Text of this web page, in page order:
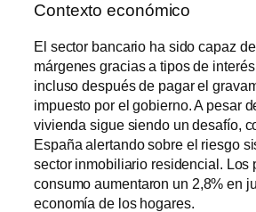
Contexto económico
El sector bancario ha sido capaz
márgenes gracias a tipos de
incluso después de pagar el
impuesto por el gobierno. A pesar
vivienda sigue siendo un desafío,
España alertando sobre el riesgo
sector inmobiliario residencial. Los
consumo aumentaron un 2,8% en
economía de los hogares.